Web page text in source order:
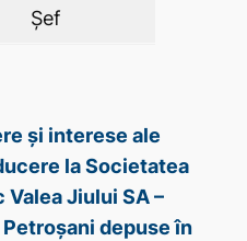
Şef
și interese ale
la Societatea
Jiului SA –
depuse în